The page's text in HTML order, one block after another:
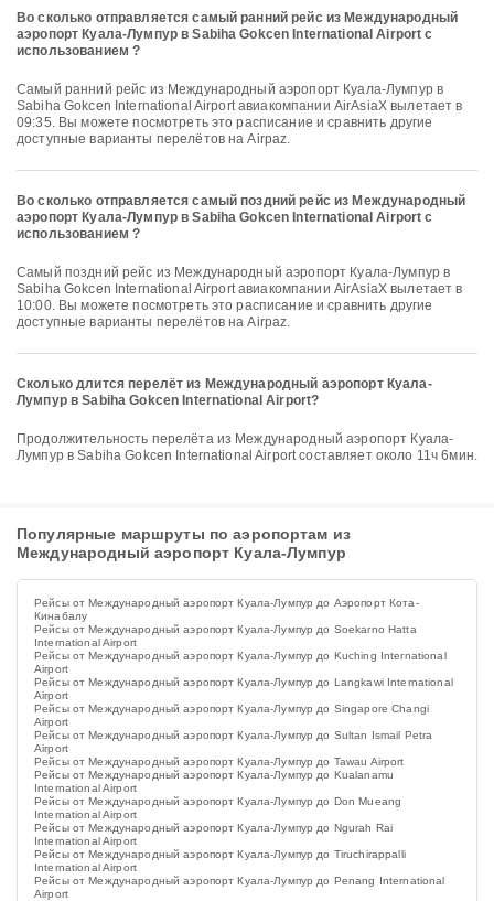
Во сколько отправляется самый ранний рейс из Международный
аэропорт Куала-Лумпур в Sabiha Gokcen International Airport с
использованием ?
Самый ранний рейс из Международный аэропорт Куала-Лумпур в
Sabiha Gokcen International Airport авиакомпании AirAsiaX вылетает в
09:35. Вы можете посмотреть это расписание и сравнить другие
доступные варианты перелётов на Airpaz.
Во сколько отправляется самый поздний рейс из Международный
аэропорт Куала-Лумпур в Sabiha Gokcen International Airport с
использованием ?
Самый поздний рейс из Международный аэропорт Куала-Лумпур в
Sabiha Gokcen International Airport авиакомпании AirAsiaX вылетает в
10:00. Вы можете посмотреть это расписание и сравнить другие
доступные варианты перелётов на Airpaz.
Сколько длится перелёт из Международный аэропорт Куала-
Лумпур в Sabiha Gokcen International Airport?
Продолжительность перелёта из Международный аэропорт Куала-
Лумпур в Sabiha Gokcen International Airport составляет около 11ч 6мин.
Популярные маршруты по аэропортам из
Международный аэропорт Куала-Лумпур
Рейсы от Международный аэропорт Куала-Лумпур до Аэропорт Кота-
Кинабалу
Рейсы от Международный аэропорт Куала-Лумпур до Soekarno Hatta
International Airport
Рейсы от Международный аэропорт Куала-Лумпур до Kuching International
Airport
Рейсы от Международный аэропорт Куала-Лумпур до Langkawi International
Airport
Рейсы от Международный аэропорт Куала-Лумпур до Singapore Changi
Airport
Рейсы от Международный аэропорт Куала-Лумпур до Sultan Ismail Petra
Airport
Рейсы от Международный аэропорт Куала-Лумпур до Tawau Airport
Рейсы от Международный аэропорт Куала-Лумпур до Kualanamu
International Airport
Рейсы от Международный аэропорт Куала-Лумпур до Don Mueang
International Airport
Рейсы от Международный аэропорт Куала-Лумпур до Ngurah Rai
International Airport
Рейсы от Международный аэропорт Куала-Лумпур до Tiruchirappalli
International Airport
Рейсы от Международный аэропорт Куала-Лумпур до Penang International
Airport